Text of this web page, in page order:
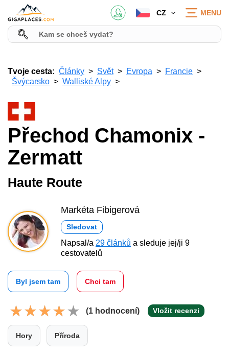
CZ MENU
Tvoje cesta: Články Svět Evropa
Francie
Švýcarsko
Walliské Alpy
Přechod Chamonix -
Zermatt
Haute Route
Markéta Fibigerová
Sledovat
Napsal/a 29 článků a sleduje jej/ji 9
cestovatelů
Byl jsem tam Chci tam
(1 hodnocení) Vložit recenzi
Hory Příroda